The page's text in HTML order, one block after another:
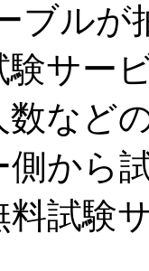
ブルが
験サー
数など
側から
料試験